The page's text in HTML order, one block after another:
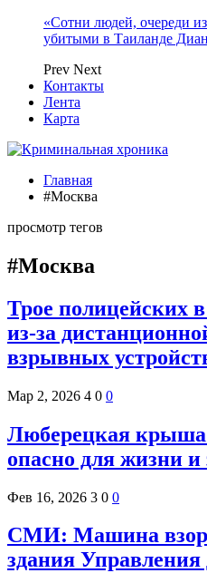
«Сотни людей, очереди
убитыми в Таиланде
Prev Next
Контакты
Лента
Карта
Главная
#Москва
просмотр тегов
#Москва
Трое полицейских
из-за
взрывных
Мар 2, 2026 4 0 0
Люберецкая
опасно для жизни и
Фев 16, 2026 3 0 0
СМИ: Машина
здания